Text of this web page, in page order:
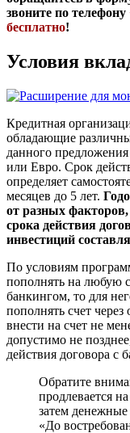
звоните по телефону
бесплатно!
Условия
Кредитная
обладающие
данного
или Евро. Срок
определяет
месяцев до 5 лет.
от разных
срока действия
инвестиций
По условиям
пополнять на любую
банкингом, то для
пополнять счет
внести на счет не
допустимо не
действия договора с
Обратите
продлевается
затем денежные
«До